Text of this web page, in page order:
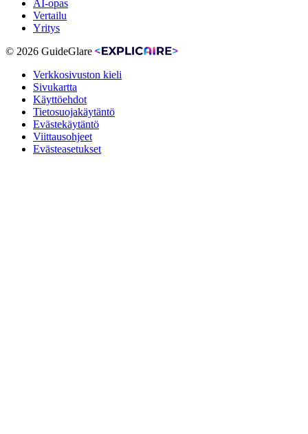
AI-opas
Vertailu
Yritys
© 2026 GuideGlare
Verkkosivuston kieli
Sivukartta
Käyttöehdot
Tietosuojakäytäntö
Evästekäytäntö
Viittausohjeet
Evästeasetukset